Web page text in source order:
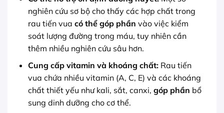
nghiên cứu sơ bộ cho thấy các hợp chất trong
rau tiến vua có thể góp phần vào việc kiểm
soát lượng đường trong máu, tuy nhiên cần
thêm nhiều nghiên cứu sâu hơn.
Cung cấp vitamin và khoáng chất:Rau tiến
vua chứa nhiều vitamin (A, C, E) và các khoáng
chất thiết yếu như kali, sắt, canxi, góp phần bổ
sung dinh dưỡng cho cơ thể.